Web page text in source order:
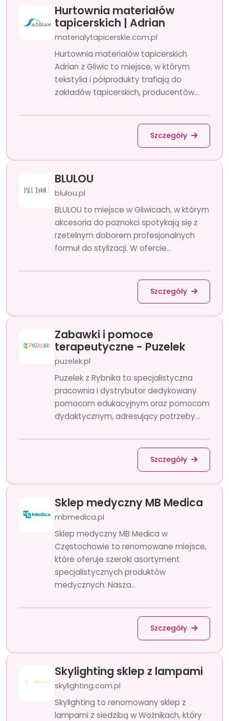
Hurtownia materiałów
tapicerskich | Adrian
materialytapicerskie.com.pl
Hurtownia materiałów tapicerskich
Adrian z Gliwic to miejsce, w którym
tekstylia i półprodukty trafiają do
zakładów tapicerskich, producentów...
Szczegóły
BLULOU
blulou.pl
BLULOU to miejsce w Gliwicach, w którym
akcesoria do paznokci spotykają się z
rzetelnym doborem profesjonalnych
formuł do stylizacji. W ofercie...
Szczegóły
Zabawki i pomoce
terapeutyczne - Puzelek
puzelek.pl
Puzelek z Rybnika to specjalistyczna
pracownia i dystrybutor dedykowany
pomocom edukacyjnym oraz pomocom
dydaktycznym, adresujący potrzeby...
Szczegóły
Sklep medyczny MB Medica
mbmedica.pl
Sklep medyczny MB Medica w
Częstochowie to renomowane miejsce,
które oferuje szeroki asortyment
specjalistycznych produktów
medycznych. Nasza...
Szczegóły
Skylighting sklep z lampami
skylighting.com.pl
Skylighting to renomowany sklep z
lampami z siedzibą w Woźnikach, który